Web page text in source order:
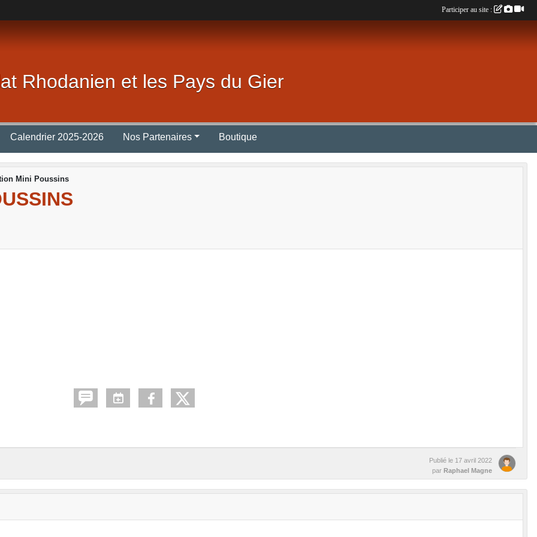
Rhodanien et les Pays du Gier
Calendrier 2025-2026 Nos Partenaires Boutique
Mini Poussins
Publié le 17 avril 2022
par Raphael Magne
Participer au site :